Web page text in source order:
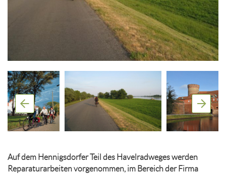
Auf dem Hennigsdorfer Teil des Havelradweges werden
Reparaturarbeiten vorgenommen, im Bereich der Firma